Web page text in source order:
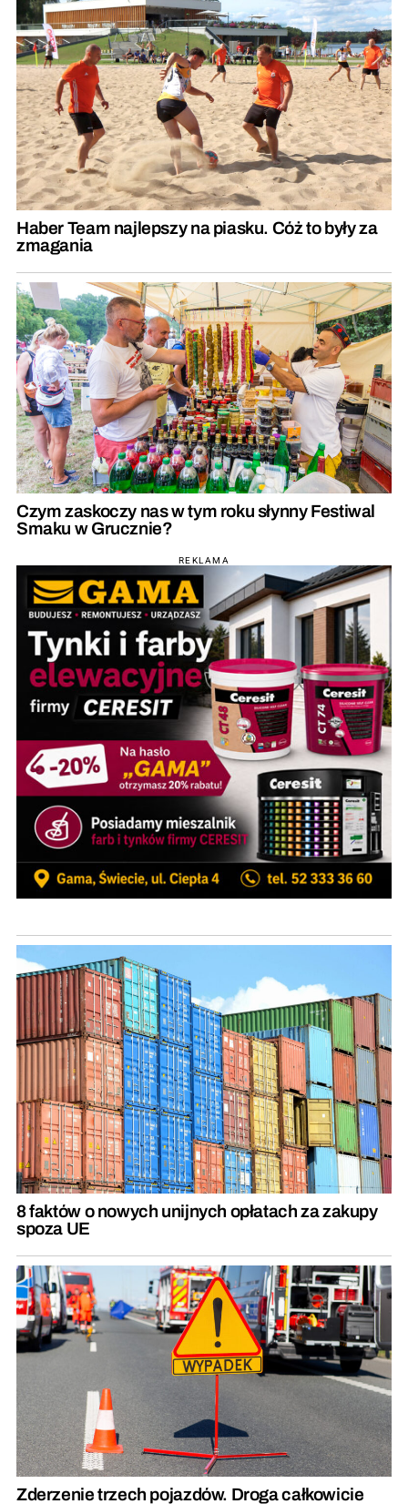
Haber Team najlepszy na piasku. Cóż to były za
zmagania
Czym zaskoczy nas w tym roku słynny Festiwal
Smaku w Grucznie?
REKLAMA
8 faktów o nowych unijnych opłatach za zakupy
spoza UE
Zderzenie trzech pojazdów. Droga całkowicie